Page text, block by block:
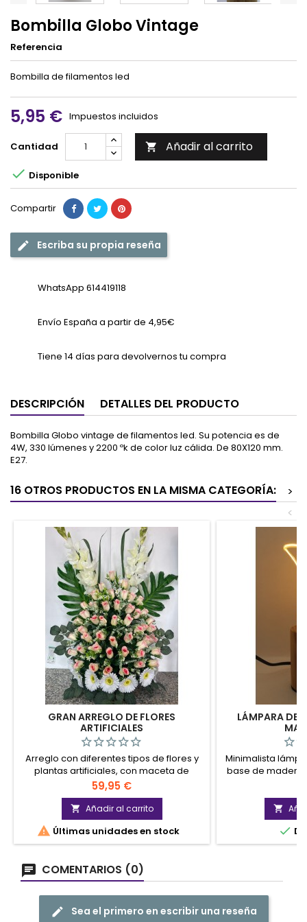
Bombilla Globo Vintage
Referencia
Bombilla de filamentos led
5,95 € Impuestos incluidos
Cantidad  Añadir al carrito
 Disponible
Compartir
Escriba su propia reseña
WhatsApp 614419118
Envío España a partir de 4,95€
Tiene 14 días para devolvernos tu compra
DESCRIPCIÓN DETALLES DEL PRODUCTO
Bombilla Globo vintage de filamentos led. Su potencia es de
4W, 330 lúmenes y 2200 ºk de color luz cálida. De 80X120 mm.
E27.
16 OTROS PRODUCTOS EN LA MISMA CATEGORÍA:
>
<
GRAN ARREGLO DE FLORES
ARTIFICIALES
Arreglo con diferentes tipos de flores y
plantas artificiales, con maceta de
cerámica.
Precio
59,95 €
 Añadir al carrito
 Últimas unidades en stock
LÁMPARA DE
Minimalista
base de


COMENTARIOS (0)
Sea el primero en escribir una reseña